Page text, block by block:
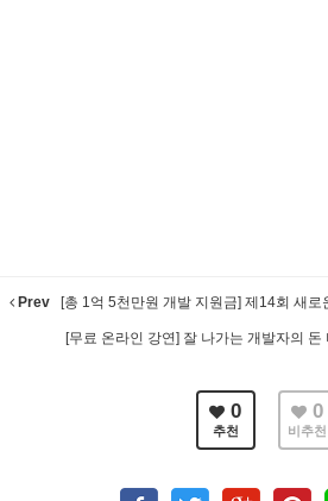
Prev [총 1억 5천만원 개발 지원금] 제14회 새
[무료 온라인 강연] 잘 나가는 개발자의
0
추천
0
비추천